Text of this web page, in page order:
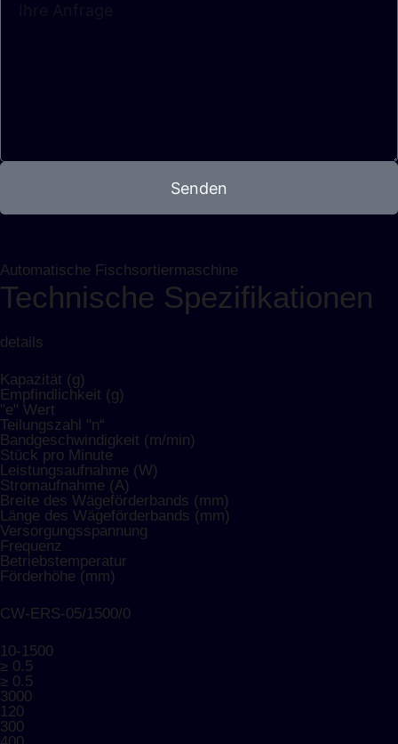
Senden
Automatische Fischsortiermaschine
Technische Spezifikationen
details
Kapazität (g)
Empfindlichkeit (g)
"e" Wert
Teilungszahl "n“
Bandgeschwindigkeit (m/min)
Stück pro Minute
Leistungsaufnahme (W)
Stromaufnahme (A)
Breite des Wägeförderbands (mm)
Länge des Wägeförderbands (mm)
Versorgungsspannung
Frequenz
Betriebstemperatur
Förderhöhe (mm)
CW-ERS-05/1500/0
10-1500
≥ 0.5
≥ 0.5
3000
120
300